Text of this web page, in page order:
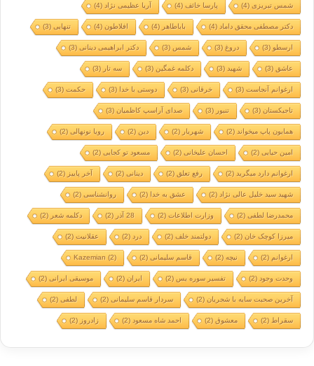
شمس تبریزی(4) پارسا خائف(4) آریا عظیمی نژاد (4)
دکتر مصطفی محقق داماد (4) باباطاهر (4) افلاطون(4) تنهایی(3)
ارسطو (3) دروغ (3) شمس (3) دکتر ابراهیمی دینانی(3)
عاشق (3) شهید (3) دکلمه غمگین (3) سه تار (3)
ارغوانم آنجاست(3) خرقانی(3) دوستی با خدا (3) حکمت(3)
تاجیکستان(3) تنبور (3) صدای آراسپ کاظمیان(3)
همایون پاپ میخواند (2) شهریار (2) دین (2) رویا نونهالی(2)
امین حیایی(2) احسان علیخانی(2) مسعود تو کجایی(2)
ارغوانم دارد میگرید (2) رفع تعلق (2) دینانی(2) آخر پاییز (2)
شهید سید خلیل عالی نژاد (2) عشق به خدا (2) روانشناسی(2)
محمدرضا لطفی(2) وزارت اطلاعات(2) 28 آذر (2) دکلمه شعر (2)
میرزا کوچک خان(2) دولتمند خلف(2) درد (2) عقلانیت(2)
ارغوانم (2) نیچه(2) قاسم سلیمانی(2)
Kazemian (2)
وحدت وجود (2) تفسیر سوره یس (2) ایران(2) موسیقی ایرانی(2)
آخرین صحبت سایه با شجریان(2) سردار قاسم سلیمانی(2) لطفی(2)
سقراط (2) معشوق(2) احمد شاه مسعود (2) زادروز (2)